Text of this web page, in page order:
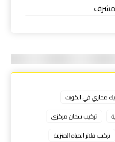
مشرف
مجاري في الكويت
تركيب سخان مركزي
تركيب فلاتر المياه المنزلية